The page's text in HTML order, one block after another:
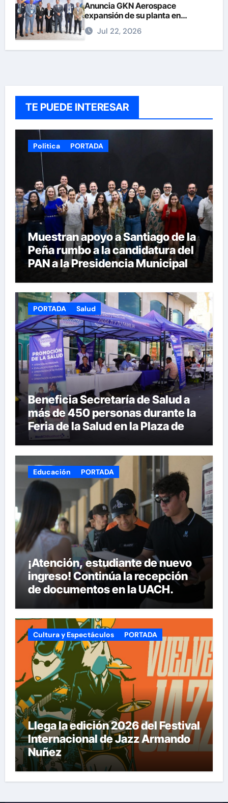
Anuncia GKN Aerospace
expansión de su planta en
Chihuahua
Jul 22, 2026
TE PUEDE INTERESAR
Política PORTADA
Muestran apoyo a Santiago de la
Peña rumbo a la candidatura del
PAN a la Presidencia Municipal
PORTADA Salud
Beneficia Secretaría de Salud a
más de 450 personas durante la
Feria de la Salud en la Plaza de
Armas
Educación PORTADA
¡Atención, estudiante de nuevo
ingreso! Continúa la recepción
de documentos en la UACH.
Cultura y Espectáculos PORTADA
Llega la edición 2026 del Festival
Internacional de Jazz Armando
Nuñez